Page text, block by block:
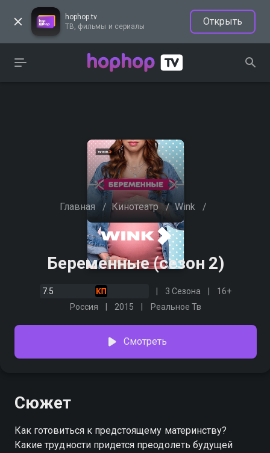
hophop.tv
ТВ, фильмы и сериалы
Открыть
Главная / Кинотеатр / Wink /
Беременные (сезон 2)
7.5 3 Сезона
16+
Россия
2015 Реальное Тв
Смотреть
Сюжет
Как готовиться к предстоящему материнству?
Какие трудности придется преодолеть будущей